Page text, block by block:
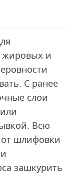
жировых и
С ранее
слои
Всю
шлифовки
зашкурить